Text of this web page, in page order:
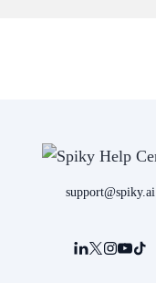
support@spiky.ai